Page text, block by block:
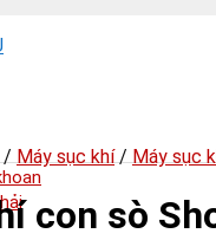
/ Máy sục khí / Máy sục
con sò